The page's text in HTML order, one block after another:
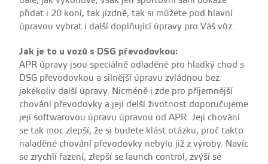
přidat i 20 koní, tak jízdně, tak si můžete pod hlavní
úpravou vybrat i další doplňující úpravy pro Váš vůz.
Jak je to u vozů s DSG převodovkou:
APR úpravy jsou speciálně odladěné pro hladký chod s
DSG převodovkou a silnější úpravu zvládnou bez
jakékoliv další úpravy. Nicméně i zde pro příjemnější
chování převodovky a její delší životnost doporučujeme
její softwarovou úpravu úpravou od APR. Její chování
se tak moc zlepší, že si budete klást otázku, proč takto
naladěné chování převodovky nebylo již z výroby. Navíc
se zrychlí řazení, zlepší se launch control, zvýší se